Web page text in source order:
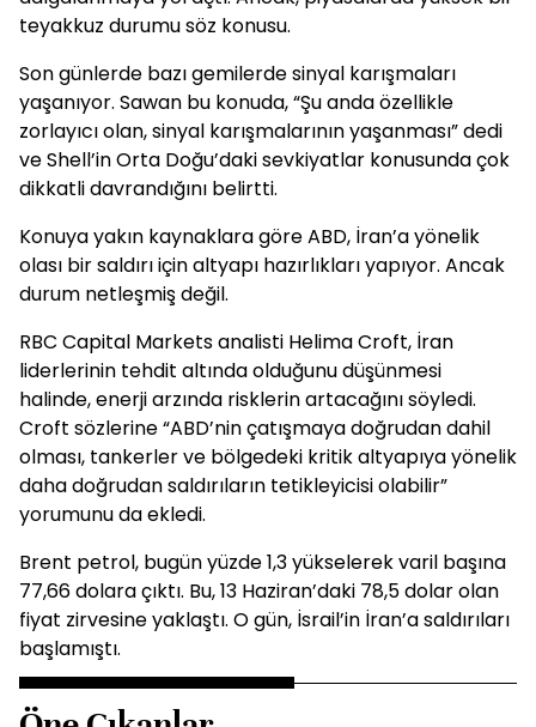
teyakkuz durumu söz konusu.
Son günlerde bazı gemilerde sinyal karışmaları
yaşanıyor. Sawan bu konuda, “Şu anda özellikle
zorlayıcı olan, sinyal karışmalarının yaşanması” dedi
ve Shell’in Orta Doğu’daki sevkiyatlar konusunda çok
dikkatli davrandığını belirtti.
Konuya yakın kaynaklara göre ABD, İran’a yönelik
olası bir saldırı için altyapı hazırlıkları yapıyor. Ancak
durum netleşmiş değil.
RBC Capital Markets analisti Helima Croft, İran
liderlerinin tehdit altında olduğunu düşünmesi
halinde, enerji arzında risklerin artacağını söyledi.
Croft sözlerine “ABD’nin çatışmaya doğrudan dahil
olması, tankerler ve bölgedeki kritik altyapıya yönelik
daha doğrudan saldırıların tetikleyicisi olabilir”
yorumunu da ekledi.
Brent petrol, bugün yüzde 1,3 yükselerek varil başına
77,66 dolara çıktı. Bu, 13 Haziran’daki 78,5 dolar olan
fiyat zirvesine yaklaştı. O gün, İsrail’in İran’a saldırıları
başlamıştı.